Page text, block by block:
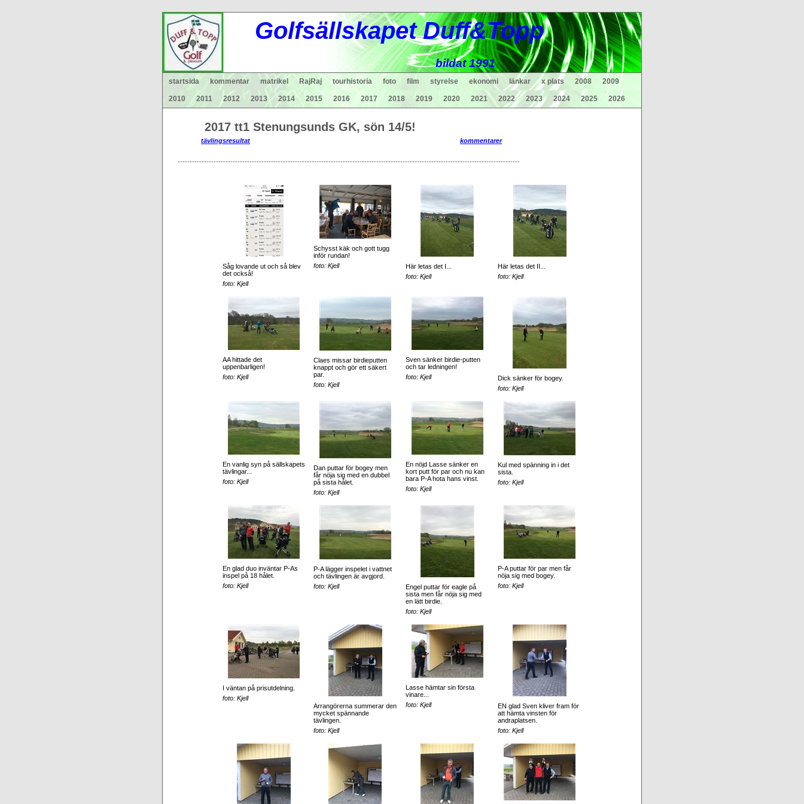
Golfsällskapet Duff&Topp
bildat 1991
startsida kommentar matrikel RajRaj tourhistoria foto film styrelse ekonomi länkar x plats 2008 2009
2010 2011 2012 2013 2014 2015 2016 2017 2018 2019 2020 2021 2022 2023 2024 2025 2026
2017 tt1 Stenungsunds GK, sön 14/5!
tävlingsresultat kommentarer
-----------------------------------------------------------------------------------------------------------------------------------------------
Såg lovande ut och så blev
det också!
foto: Kjell
Schysst käk och gott tugg
inför rundan!
foto: Kjell
Här letas det I...
foto: Kjell
Här letas det II...
foto: Kjell
AA hittade det
uppenbarligen!
foto: Kjell
Claes missar birdieputten
knappt och gör ett säkert
par.
foto: Kjell
Sven sänker birdie-putten
och tar ledningen!
foto: Kjell
Dick sänker för bogey.
foto: Kjell
En vanlig syn på sällskapets
tävlingar...
foto: Kjell
Dan puttar för bogey men
får nöja sig med en dubbel
på sista hålet.
foto: Kjell
En nöjd Lasse sänker en
kort putt för par och nu kan
bara P-A hota hans vinst.
foto: Kjell
Kul med spänning in i det
sista.
foto: Kjell
En glad duo inväntar P-As
inspel på 18 hålet.
foto: Kjell
P-A lägger inspelet i vattnet
och tävlingen är avgjord.
foto: Kjell
Engel puttar för eagle på
sista men får nöja sig med
en lätt birdie.
foto: Kjell
P-A puttar för par men får
nöja sig med bogey.
foto: Kjell
I väntan på prisutdelning.
foto: Kjell
Arrangörerna summerar den
mycket spännande
tävlingen.
foto: Kjell
Lasse hämtar sin första
vinare...
foto: Kjell
EN glad Sven kliver fram för
att hämta vinsten för
andraplatsen.
foto: Kjell